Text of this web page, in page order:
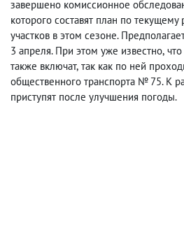
завершено комиссионное
которого составят план по
участков в этом сезоне.
3 апреля. При этом уже известно,
также включат, так как по ней
общественного транспорта № 75. К
приступят после улучшения погоды.